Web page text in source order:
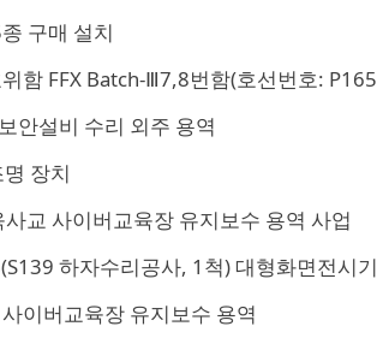
구매 설치
함 FFX Batch-Ⅲ7,8번함(호선번호:
보안설비 수리 외주 용역
장치
교 사이버교육장 유지보수 용역 사업
하자수리공사, 1척) 대형화면전시
이버교육장 유지보수 용역